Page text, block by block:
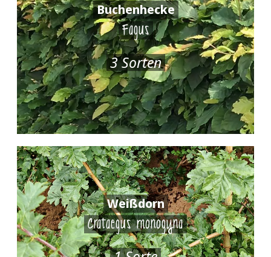
Buchenhecke
Fagus
3 Sorten
Weißdorn
Crataegus monogyna